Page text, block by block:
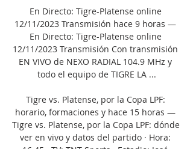
En Directo: Tigre-Platense online
12/11/2023 Transmisión hace 9 horas —
En Directo: Tigre-Platense online
12/11/2023 Transmisión Con transmisión
EN VIVO de NEXO RADIAL 104.9 MHz y
todo el equipo de TIGRE LA ...
Tigre vs. Platense, por la Copa LPF:
horario, formaciones y hace 15 horas —
Tigre vs. Platense, por la Copa LPF: dónde
ver en vivo y datos del partido · Hora: